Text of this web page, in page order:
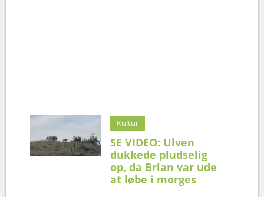
Kultur
SE VIDEO: Ulven
dukkede pludselig
op, da Brian var ude
at løbe i morges